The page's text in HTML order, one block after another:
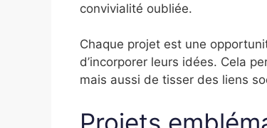
convivialité oubliée.
Chaque projet est une
d’incorporer leurs idées. Cela
mais aussi de tisser des liens